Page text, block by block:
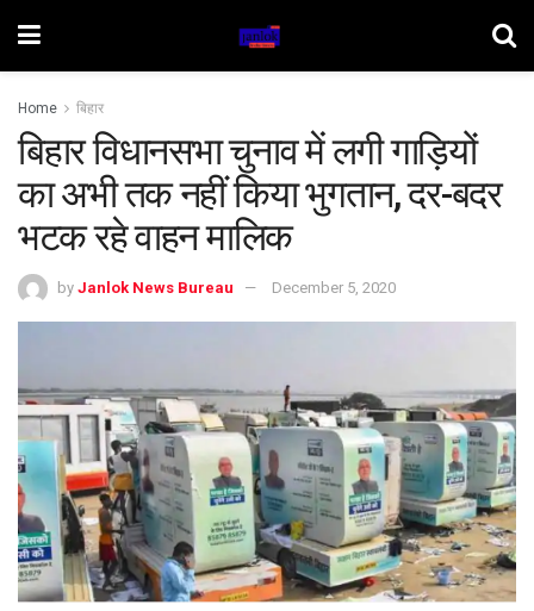
Home बिहार
बिहार विधानसभा चुनाव में लगी गाड़ियों
का अभी तक नहीं किया भुगतान, दर-बदर
भटक रहे वाहन मालिक
by Janlok News Bureau December 5, 2020